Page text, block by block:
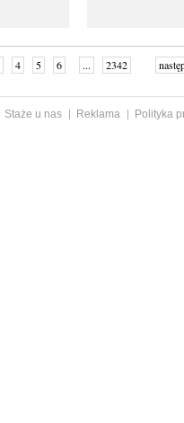
4 5 6 ... 2342
Staże u nas Reklama
Polityka